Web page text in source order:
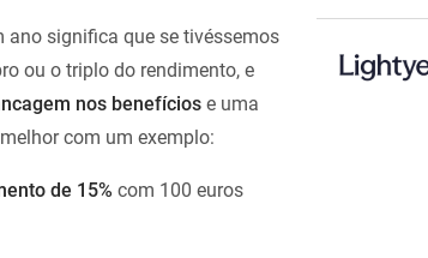
ano significa que se tivéssemos
ou o triplo do rendimento, e
nos benefícios e uma
com um exemplo:
de 15% com 100 euros